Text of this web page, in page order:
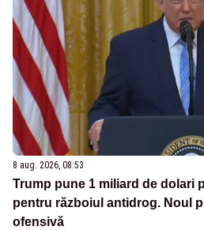
8 aug. 2026, 08:53
Trump pune 1 miliard de dolari
pentru războiul antidrog. Noul
ofensivă